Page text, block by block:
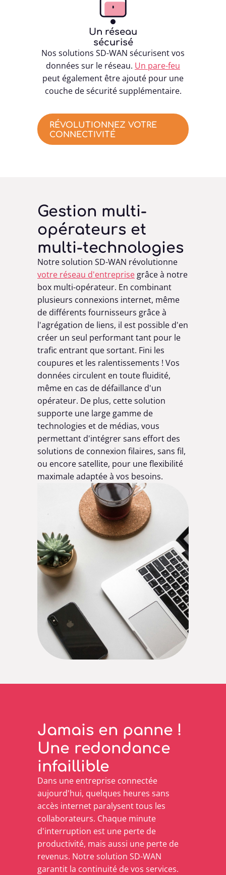

Un réseau
sécurisé
Nos solutions SD-WAN sécurisent vos
données sur le réseau. Un pare-feu
peut également être ajouté pour une
couche de sécurité supplémentaire.
RÉVOLUTIONNEZ VOTRE
CONNECTIVITÉ
Gestion multi-
opérateurs et
multi-technologies
Notre solution SD-WAN révolutionne
votre réseau d'entreprise grâce à notre
box multi-opérateur. En combinant
plusieurs connexions internet, même
de différents fournisseurs grâce à
l'agrégation de liens, il est possible d'en
créer un seul performant tant pour le
trafic entrant que sortant. Fini les
coupures et les ralentissements ! Vos
données circulent en toute fluidité,
même en cas de défaillance d'un
opérateur. De plus, cette solution
supporte une large gamme de
technologies et de médias, vous
permettant d'intégrer sans effort des
solutions de connexion filaires, sans fil,
ou encore satellite, pour une flexibilité
maximale adaptée à vos besoins.
Jamais en panne !
Une redondance
infaillible
Dans une entreprise connectée
aujourd'hui, quelques heures sans
accès internet paralysent tous les
collaborateurs. Chaque minute
d'interruption est une perte de
productivité, mais aussi une perte de
revenus. Notre solution SD-WAN
garantit la continuité de vos services.